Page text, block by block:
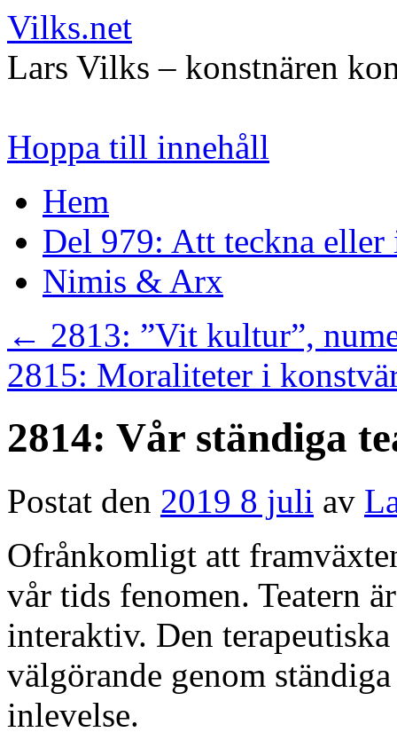
Vilks.net
Lars Vilks – konstnären
Hoppa till innehåll
Hem
Del 979: Att teckna eller
Nimis & Arx
← 2813: ”Vit kultur”,
2815: Moraliteter i
2814: Vår ständiga
Postat den 2019 8 juli av
Ofrånkomligt att
vår tids fenomen. Teatern
interaktiv. Den
välgörande genom
inlevelse.